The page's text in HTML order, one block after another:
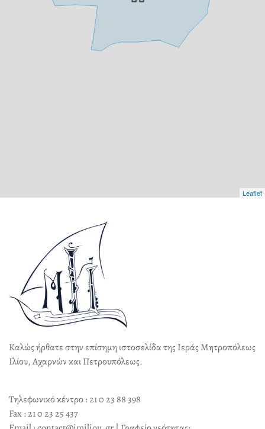
Leaflet
Καλώς ήρθατε στην επίσημη ιστοσελίδα της Ιεράς Μητροπόλεως
Ιλίου, Αχαρνών και Πετρουπόλεως.
Τηλεφωνικό κέντρο : 21 0 23 88 398
Fax : 21 0 23 25 437